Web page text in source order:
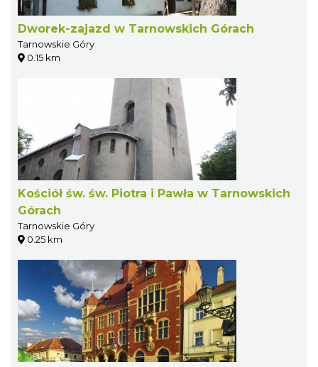
Dworek-zajazd w Tarnowskich Górach
Tarnowskie Góry
0.15 km
Kościół św. św. Piotra i Pawła w Tarnowskich
Górach
Tarnowskie Góry
0.25 km